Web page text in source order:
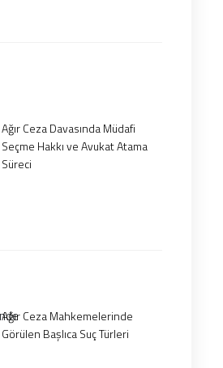
Ağır Ceza Davasında Müdafi
Seçme Hakkı ve Avukat Atama
Süreci
Ağır Ceza Mahkemelerinde
Görülen Başlıca Suç Türleri